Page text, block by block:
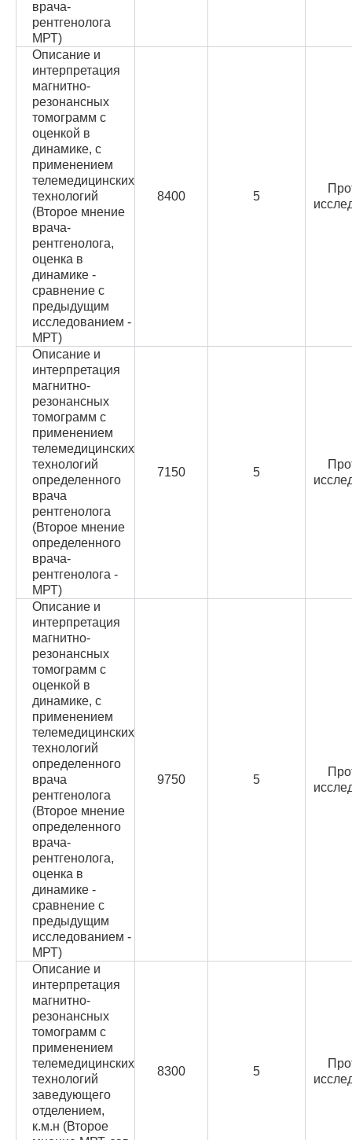
врача-
рентгенолога
МРТ)
Описание и
интерпретация
магнитно-
резонансных
томограмм с
оценкой в
динамике, с
применением
телемедицинских
технологий
(Второе мнение
врача-
рентгенолога,
оценка в
динамике -
сравнение с
предыдущим
исследованием -
МРТ)
8400 5
Описание и
интерпретация
магнитно-
резонансных
томограмм с
применением
телемедицинских
технологий
определенного
врача
рентгенолога
(Второе мнение
определенного
врача-
рентгенолога -
МРТ)
7150 5
Описание и
интерпретация
магнитно-
резонансных
томограмм с
оценкой в
динамике, с
применением
телемедицинских
технологий
определенного
врача
рентгенолога
(Второе мнение
определенного
врача-
рентгенолога,
оценка в
динамике -
сравнение с
предыдущим
исследованием -
МРТ)
9750 5
Описание и
интерпретация
магнитно-
резонансных
томограмм с
применением
телемедицинских
технологий
заведующего
отделением,
к.м.н (Второе
8300 5